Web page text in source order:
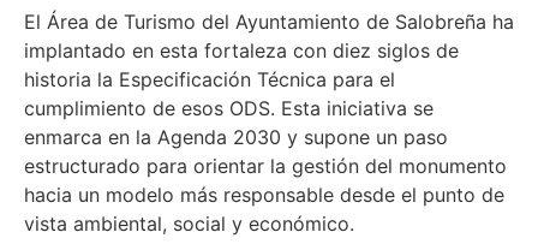
El Área de Turismo del Ayuntamiento de Salobreña ha
implantado en esta fortaleza con diez siglos de
historia la Especificación Técnica para el
cumplimiento de esos ODS. Esta iniciativa se
enmarca en la Agenda 2030 y supone un paso
estructurado para orientar la gestión del monumento
hacia un modelo más responsable desde el punto de
vista ambiental, social y económico.